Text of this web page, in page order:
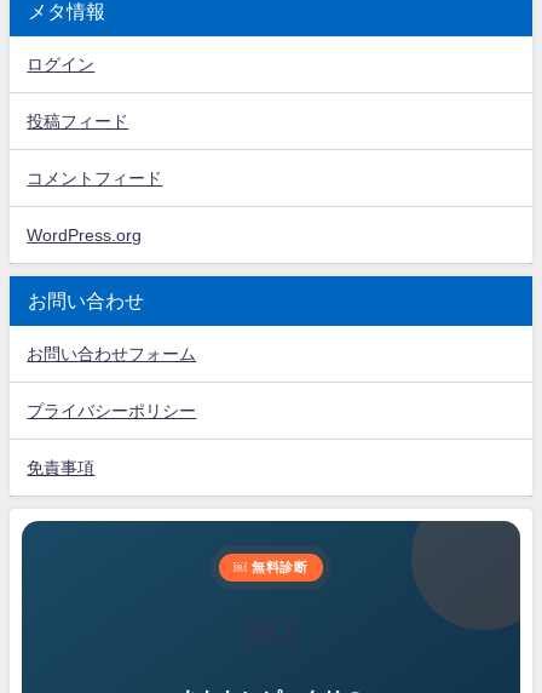
メタ情報
ログイン
投稿フィード
コメントフィード
WordPress.org
お問い合わせ
お問い合わせフォーム
プライバシーポリシー
免責事項
￼ 無料診断
￼